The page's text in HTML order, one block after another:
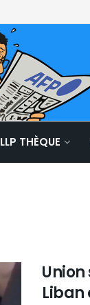
LLP THÈQUE
Liban